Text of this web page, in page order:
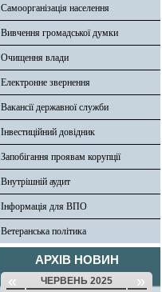
Самоорганізація населення
Вивчення громадської думки
Очищення влади
Електронне звернення
Вакансії державної служби
Інвестиційний довідник
Запобігання проявам корупції
Внутрішній аудит
Інформація для ВПО
Ветеранська політика
АРХІВ НОВИН
« ЧЕРВЕНЬ 2025 »